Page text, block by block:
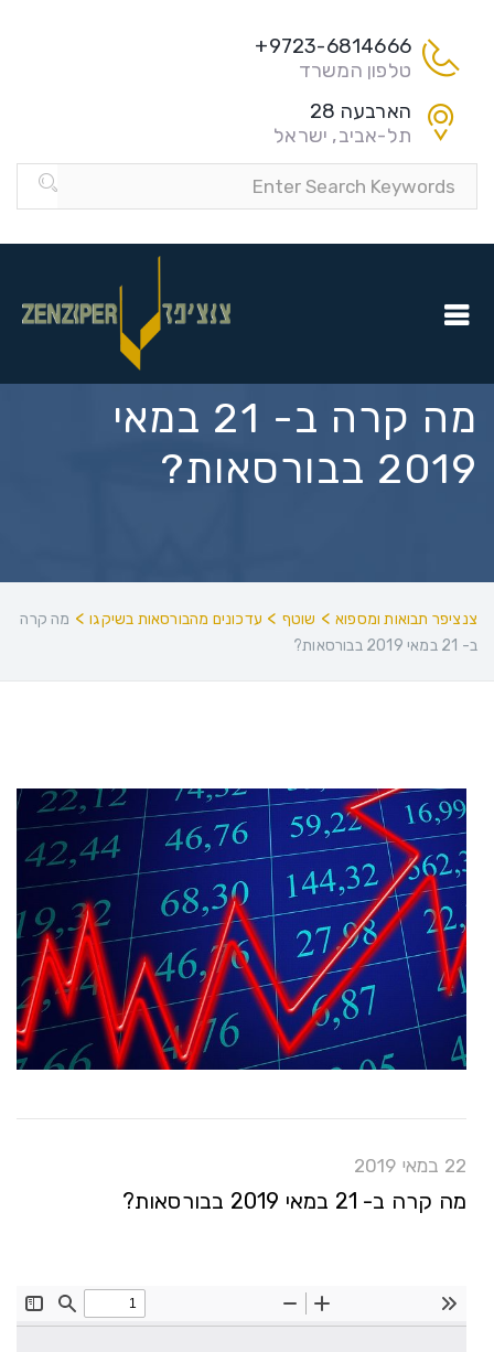
9723-6814666+
טלפון המשרד
הארבעה 28
תל-אביב, ישראל
מה קרה ב- 21 במאי
2019 בבורסאות?
צנציפר תבואות ומספוא > שוטף > עדכונים מהבורסאות בשיקגו> מה קרה
ב- 21 במאי 2019 בבורסאות?
22 במאי 2019
מה קרה ב- 21 במאי 2019 בבורסאות?